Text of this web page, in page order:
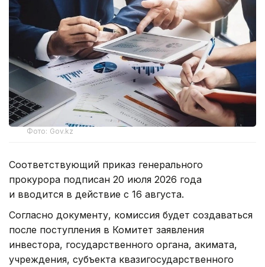
Фото: Gov.kz
Соответствующий приказ генерального
прокурора подписан 20 июля 2026 года
и вводится в действие с 16 августа.
Согласно документу, комиссия будет создаваться
после поступления в Комитет заявления
инвестора, государственного органа, акимата,
учреждения, субъекта квазигосударственного